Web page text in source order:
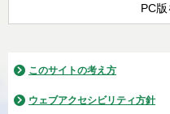
PC
このサイトの考え方
ウェブアクセシビリティ方針